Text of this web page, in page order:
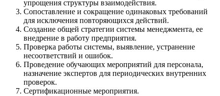
упрощения структуры взаимодействия.
Сопоставление и сокращение одинаковых требований
для исключения повторяющихся действий.
Создание общей стратегии системы менеджмента, ее
внедрение в работу предприятия.
Проверка работы системы, выявление, устранение
несоответствий и ошибок.
Проведение обучающих мероприятий для персонала,
назначение экспертов для периодических внутренних
проверок.
Сертификационные мероприятия.